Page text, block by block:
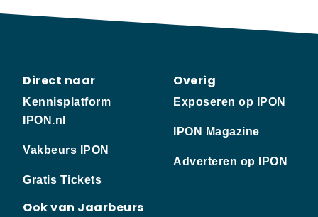
Direct naar
Kennisplatform
IPON.nl
Vakbeurs IPON
Gratis Tickets
Ook van Jaarbeurs
Overig
Exposeren op IPON
IPON Magazine
Adverteren op IPON